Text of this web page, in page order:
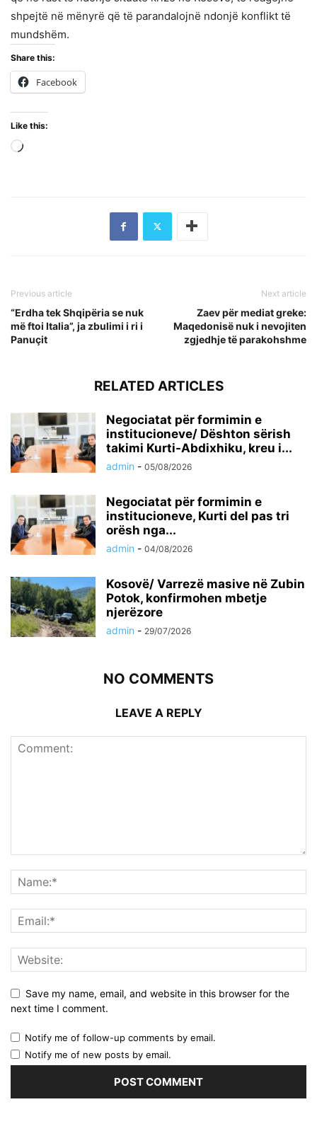
shpejtë në mënyrë që të parandalojnë ndonjë konflikt të
mundshëm.
Share this:
Facebook
Like this:
Previous article
“Erdha tek Shqipëria se nuk
më ftoi Italia”, ja zbulimi i ri i
Panuçit
Next article
Zaev për mediat greke:
Maqedonisë nuk i nevojiten
zgjedhje të parakohshme
RELATED ARTICLES
Negociatat për formimin e
institucioneve/ Dështon sërish
takimi Kurti-Abdixhiku, kreu i...
admin - 05/08/2026
Negociatat për formimin e
institucioneve, Kurti del pas tri
orësh nga...
admin - 04/08/2026
Kosovë/ Varrezë masive në Zubin
Potok, konfirmohen mbetje
njerëzore
admin - 29/07/2026
NO COMMENTS
LEAVE A REPLY
Save my name, email, and website in this browser for the
next time I comment.
Notify me of follow-up comments by email.
Notify me of new posts by email.